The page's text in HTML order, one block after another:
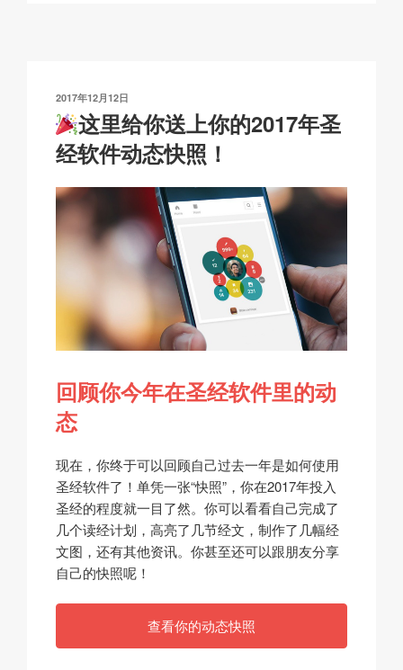
n
k o
k
p at
发
布
于
2017年12月12日
这里给你送上你的2017年圣
经软件动态快照！
回顾你今年在圣经软件里的动
态
现在，你终于可以回顾自己过去一年是如何使用
圣经软件了！单凭一张“快照”，你在2017年投入
圣经的程度就一目了然。你可以看看自己完成了
几个读经计划，高亮了几节经文，制作了几幅经
文图，还有其他资讯。你甚至还可以跟朋友分享
自己的快照呢！
查看你的动态快照